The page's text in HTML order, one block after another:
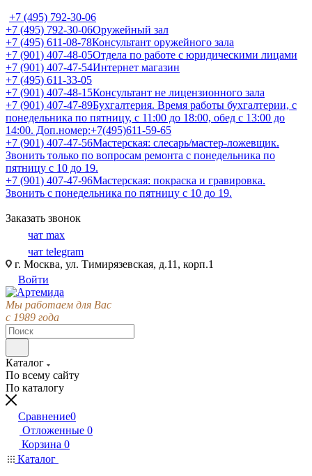
+7 (495) 792-30-06
+7 (495) 792-30-06Оружейный зал
+7 (495) 611-08-78Консультант оружейного зала
+7 (901) 407-48-05Отдела по работе с юридическими лицами
+7 (901) 407-47-54Интернет магазин
+7 (495) 611-33-05
+7 (901) 407-48-15Консультант не лицензионного зала
+7 (901) 407-47-89Бухгалтерия. Время работы бухгалтерии, с
понедельника по пятницу, с 11:00 до 18:00, обед с 13:00 до
14:00. Доп.номер:+7(495)611-59-65
+7 (901) 407-47-56Мастерская: слесарь/мастер-ложевщик.
Звонить только по вопросам ремонта с понедельника по
пятницу с 10 до 19.
+7 (901) 407-47-96Мастерская: покраска и гравировка.
Звонить с понедельника по пятницу с 10 до 19.
Заказать звонок
чат max
чат telegram
г. Москва, ул. Тимирязевская, д.11, корп.1
Войти
Мы работаем для Вас
с 1989 года
Каталог
По всему сайту
По каталогу
Сравнение0
Отложенные 0
Корзина 0
Каталог